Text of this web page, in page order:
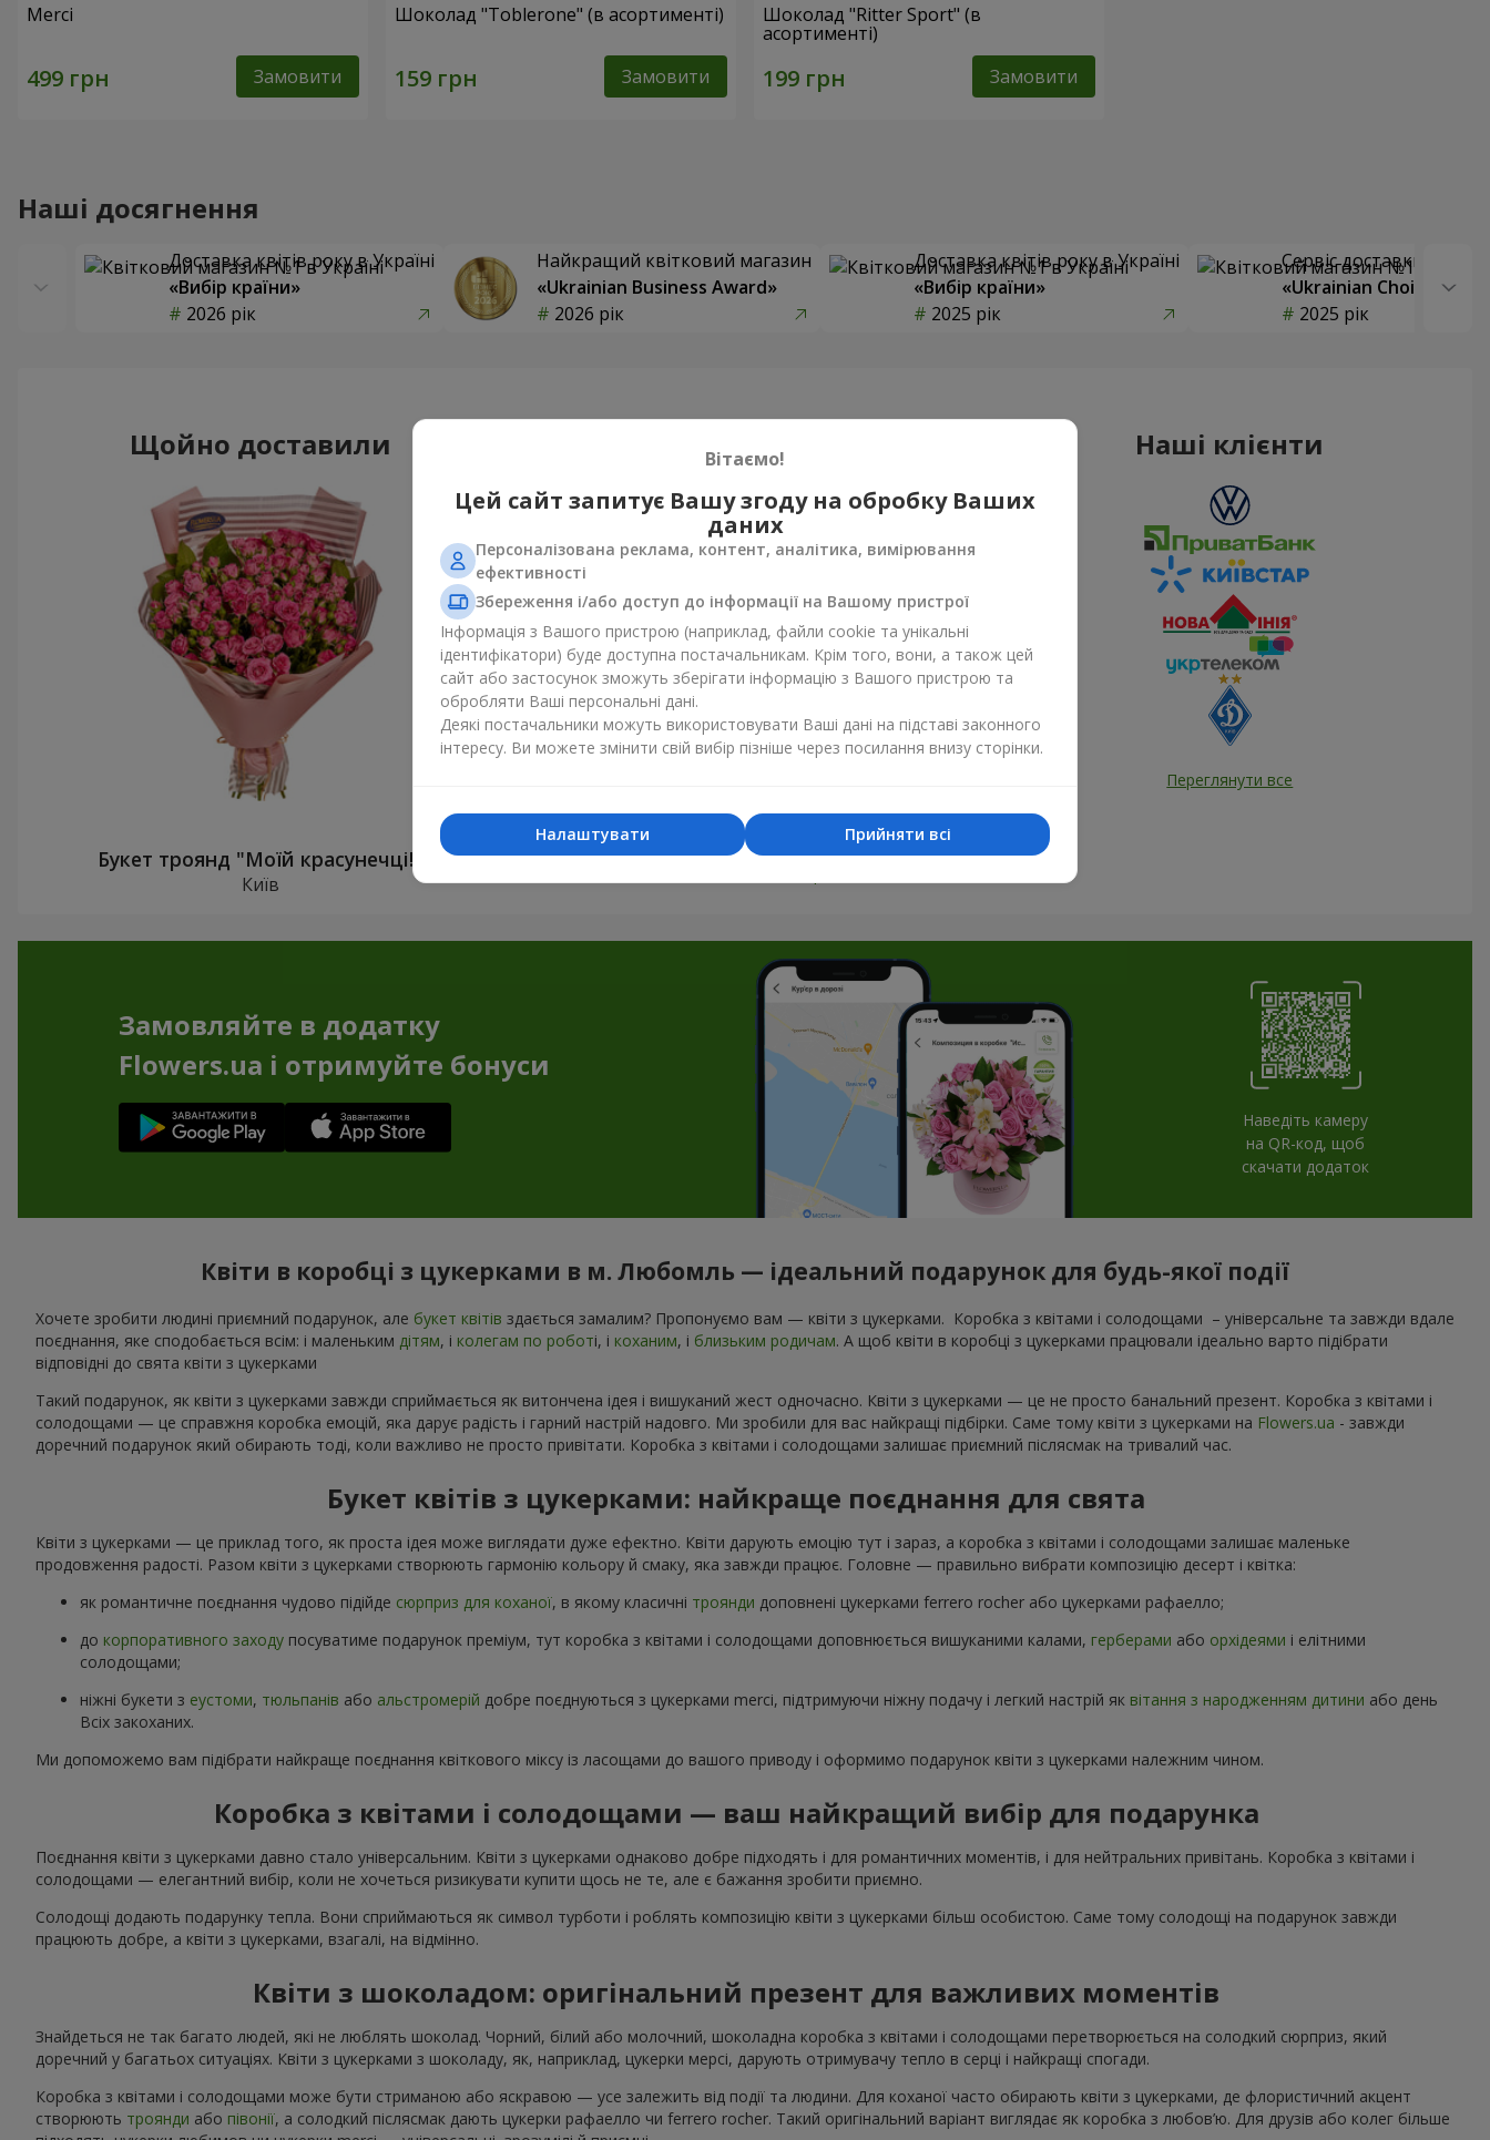
Merci
Замовити
Шоколад "Toblerone" (в асортименті)
Замовити
Шоколад "Ritter Sport" (в
асортименті)
Замовити
Наші досягнення
Доставка квітів року в Україні
«Вибір країни»
2026 рік
Найкращий квітковий магазин
«Ukrainian Business Award»
2026 рік
Доставка квітів року в Україні
«Вибір країни»
2025 рік
Сервіс доставки квітів
«Ukrainian Choice»
2025 рік
Щойно доставили
Букет троянд "Моїй красунечці!"
Київ
Фотогалерея
Усі фото доставок
Наші клієнти
Переглянути все
Замовляйте в додатку
Flowers.ua і отримуйте бонуси
Наведіть камеру
на QR-код, щоб
скачати додаток
Квіти в коробці з цукерками в м. Любомль — ідеальний подарунок для будь-якої події
Хочете зробити людині приємний подарунок, але букет квітів здається замалим? Пропонуємо вам — квіти з цукерками. Коробка з квітами і солодощами – універсальне та завжди вдале
поєднання, яке сподобається всім: і маленьким дітям, і колегам по роботі, і коханим, і близьким родичам. А щоб квіти в коробці з цукерками працювали ідеально варто підібрати
відповідні до свята квіти з цукерками
Такий подарунок, як квіти з цукерками завжди сприймається як витончена ідея і вишуканий жест одночасно. Квіти з цукерками — це не просто банальний презент. Коробка з квітами і
солодощами — це справжня коробка емоцій, яка дарує радість і гарний настрій надовго. Ми зробили для вас найкращі підбірки. Саме тому квіти з цукерками на Flowers.ua - завжди
доречний подарунок який обирають тоді, коли важливо не просто привітати. Коробка з квітами і солодощами залишає приємний післясмак на тривалий час.
Букет квітів з цукерками: найкраще поєднання для свята
Квіти з цукерками — це приклад того, як проста ідея може виглядати дуже ефектно. Квіти дарують емоцію тут і зараз, а коробка з квітами і солодощами залишає маленьке
продовження радості. Разом квіти з цукерками створюють гармонію кольору й смаку, яка завжди працює. Головне — правильно вибрати композицію десерт і квітка:
як романтичне поєднання чудово підійде сюрприз для коханої, в якому класичні троянди доповнені цукерками ferrero rocher або цукерками рафаелло;
до корпоративного заходу посуватиме подарунок преміум, тут коробка з квітами і солодощами доповнюється вишуканими калами, герберами або орхідеями і елітними
солодощами;
ніжні букети з еустоми, тюльпанів або альстромерій добре поєднуються з цукерками merci, підтримуючи ніжну подачу і легкий настрій як вітання з народженням дитини або день
Всіх закоханих.
Ми допоможемо вам підібрати найкраще поєднання квіткового міксу із ласощами до вашого приводу і оформимо подарунок квіти з цукерками належним чином.
Коробка з квітами і солодощами — ваш найкращий вибір для подарунка
Поєднання квіти з цукерками давно стало універсальним. Квіти з цукерками однаково добре підходять і для романтичних моментів, і для нейтральних привітань. Коробка з квітами і
солодощами — елегантний вибір, коли не хочеться ризикувати купити щось не те, але є бажання зробити приємно.
Солодощі додають подарунку тепла. Вони сприймаються як символ турботи і роблять композицію квіти з цукерками більш особистою. Саме тому солодощі на подарунок завжди
працюють добре, а квіти з цукерками, взагалі, на відмінно.
Квіти з шоколадом: оригінальний презент для важливих моментів
Знайдеться не так багато людей, які не люблять шоколад. Чорний, білий або молочний, шоколадна коробка з квітами і солодощами перетворюється на солодкий сюрприз, який
доречний у багатьох ситуаціях. Квіти з цукерками з шоколаду, як, наприклад, цукерки мерсі, дарують отримувачу тепло в серці і найкращі спогади.
Коробка з квітами і солодощами може бути стриманою або яскравою — усе залежить від події та людини. Для коханої часто обирають квіти з цукерками, де флористичний акцент
створюють троянди або півонії, а солодкий післясмак дають цукерки рафаелло чи ferrero rocher. Такий оригінальний варіант виглядає як коробка з любов’ю. Для друзів або колег більше
Вітаємо!
Цей сайт запитує Вашу згоду на обробку Ваших
даних
Персоналізована реклама, контент, аналітика, вимірювання
ефективності
Збереження і/або доступ до інформації на Вашому пристрої
Інформація з Вашого пристрою (наприклад, файли cookie та унікальні
ідентифікатори) буде доступна постачальникам. Крім того, вони, а також цей
сайт або застосунок зможуть зберігати інформацію з Вашого пристрою та
обробляти Ваші персональні дані.
Деякі постачальники можуть використовувати Ваші дані на підставі законного
інтересу. Ви можете змінити свій вибір пізніше через посилання внизу сторінки.
Прийняти всі
Налаштувати